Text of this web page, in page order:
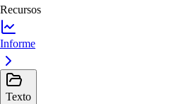
Recursos
Informe
Texto